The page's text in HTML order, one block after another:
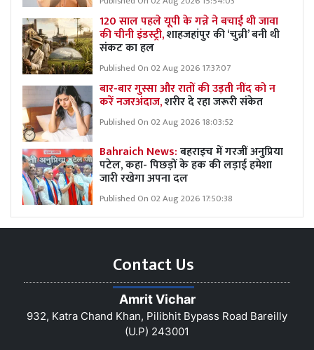
120 साल पहले यूपी के गन्ने ने बचाई थी जावा
की चीनी इंडस्ट्री,शाहजहांपुर की ‘चुन्नी’ बनी थी
संकट का हल
Published On 02 Aug 2026 17:37:07
बार-बार गुस्सा और रातों की उड़ती नींद को न
करें नजरअंदाज,शरीर दे रहा जरूरी संकेत
Published On 02 Aug 2026 18:03:52
Bahraich News:बहराइच में गरजीं अनुप्रिया
पटेल, कहा- पिछड़ों के हक की लड़ाई हमेशा
जारी रखेगा अपना दल
Published On 02 Aug 2026 17:50:38
Contact Us
Amrit Vichar
932, Katra Chand Khan, Pilibhit Bypass Road Bareilly
(U.P) 243001